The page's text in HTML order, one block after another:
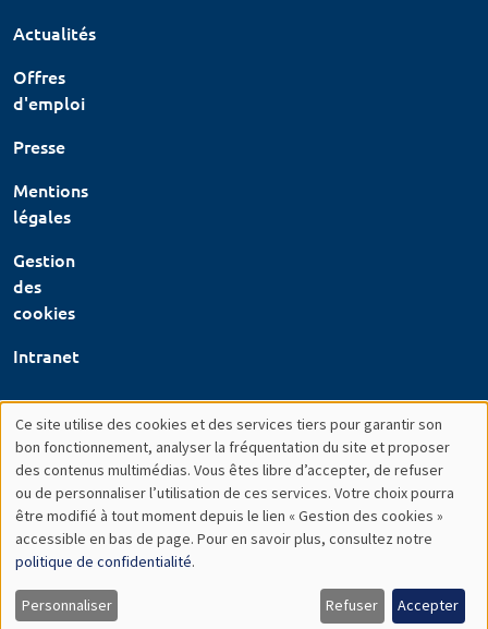
Actualités
Offres
d'emploi
Presse
Mentions
légales
Gestion
des
cookies
Intranet
Utilisation
des
données
personnelles
et
Ce site utilise des cookies et des services tiers pour garantir son
bon fonctionnement, analyser la fréquentation du site et proposer
des contenus multimédias. Vous êtes libre d’accepter, de refuser
ou de personnaliser l’utilisation de ces services. Votre choix pourra
être modifié à tout moment depuis le lien « Gestion des cookies »
accessible en bas de page. Pour en savoir plus, consultez notre
politique de confidentialité.
Personnaliser Refuser Accepter